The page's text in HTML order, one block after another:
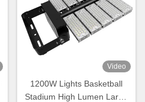
Video
1200W Lights Basketball
Stadium High Lumen Large